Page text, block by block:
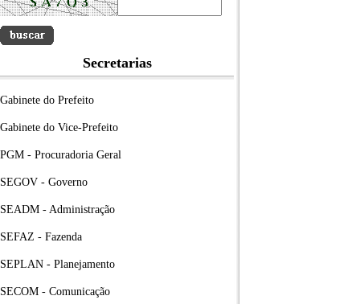
Secretarias
Gabinete do Prefeito
Gabinete do Vice-Prefeito
PGM - Procuradoria Geral
SEGOV - Governo
SEADM - Administração
SEFAZ - Fazenda
SEPLAN - Planejamento
SECOM - Comunicação